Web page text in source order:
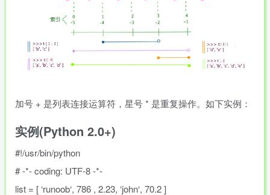
加号 + 是列表连接运算符，星号* 是重复操作。如下实例：
实例(Python 2.0+)
#!/usr/bin/python
# -*- coding: UTF-8 -*-
list = [ ‘runoob‘, 786 , 2.23, ‘john‘, 70.2]